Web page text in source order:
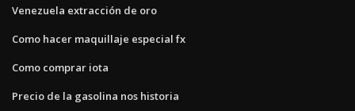
Venezuela extracción de oro
Como hacer maquillaje especial fx
Como comprar iota
Precio de la gasolina nos historia